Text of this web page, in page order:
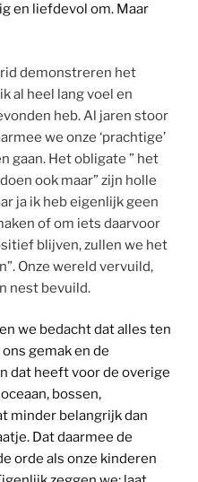
en liefdevol om. Maar
demonstreren het
al heel lang voel en
heb. Al jaren stoor
we onze ‘prachtige’
gaan. Het obligate ” het
ook maar” zijn holle
ja ik heb eigenlijk geen
of om iets daarvoor
blijven, zullen we het
Onze wereld vervuild,
nest bevuild.
we bedacht dat alles ten
gemak en de
dat heeft voor de overige
bossen,
minder belangrijk dan
Dat daarmee de
orde als onze kinderen